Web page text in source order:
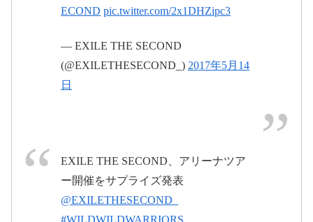
May 13, 2017
#exile_the_second ヤバすぎるライブ見て、今日のファイ
ナルはテンション ドMAXで行けそうです セカンドの皆さ
ん、ありがとうございました 今日もDI→EXILE THE
2017 5月 13 8:02午後 PDT
pic.twitter.com/cXTHwBXwjn
日
ECOND pic.twitter.com/2x1DHZipc3
— EXILE THE SECOND
(@EXILETHESECOND_) 2017年5月14
日
EXILE THE SECOND、アリーナツア
ー開催をサプライズ発表
@EXILETHESECOND_
#WILDWILDWARRIORS